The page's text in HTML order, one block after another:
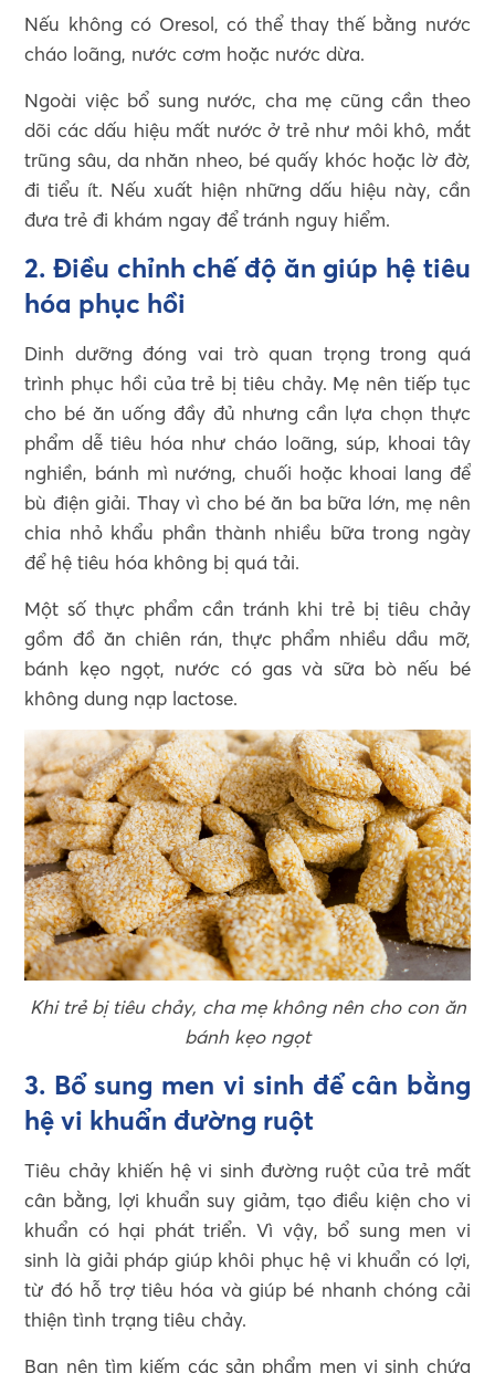
Nếu không có Oresol, có thể thay thế bằng nước
cháo loãng, nước cơm hoặc nước dừa.
Ngoài việc bổ sung nước, cha mẹ cũng cần theo
dõi các dấu hiệu mất nước ở trẻ như môi khô, mắt
trũng sâu, da nhăn nheo, bé quấy khóc hoặc lờ đờ,
đi tiểu ít. Nếu xuất hiện những dấu hiệu này, cần
đưa trẻ đi khám ngay để tránh nguy hiểm.
2. Điều chỉnh chế độ ăn giúp hệ tiêu
hóa phục hồi
Dinh dưỡng đóng vai trò quan trọng trong quá
trình phục hồi của trẻ bị tiêu chảy. Mẹ nên tiếp tục
cho bé ăn uống đầy đủ nhưng cần lựa chọn thực
phẩm dễ tiêu hóa như cháo loãng, súp, khoai tây
nghiền, bánh mì nướng, chuối hoặc khoai lang để
bù điện giải. Thay vì cho bé ăn ba bữa lớn, mẹ nên
chia nhỏ khẩu phần thành nhiều bữa trong ngày
để hệ tiêu hóa không bị quá tải.
Một số thực phẩm cần tránh khi trẻ bị tiêu chảy
gồm đồ ăn chiên rán, thực phẩm nhiều dầu mỡ,
bánh kẹo ngọt, nước có gas và sữa bò nếu bé
không dung nạp lactose.
Khi trẻ bị tiêu chảy, cha mẹ không nên cho con ăn
bánh kẹo ngọt
3. Bổ sung men vi sinh để cân bằng
hệ vi khuẩn đường ruột
Tiêu chảy khiến hệ vi sinh đường ruột của trẻ mất
cân bằng, lợi khuẩn suy giảm, tạo điều kiện cho vi
khuẩn có hại phát triển. Vì vậy, bổ sung men vi
sinh là giải pháp giúp khôi phục hệ vi khuẩn có lợi,
từ đó hỗ trợ tiêu hóa và giúp bé nhanh chóng cải
thiện tình trạng tiêu chảy.
Bạn nên tìm kiếm các sản phẩm men vi sinh chứa